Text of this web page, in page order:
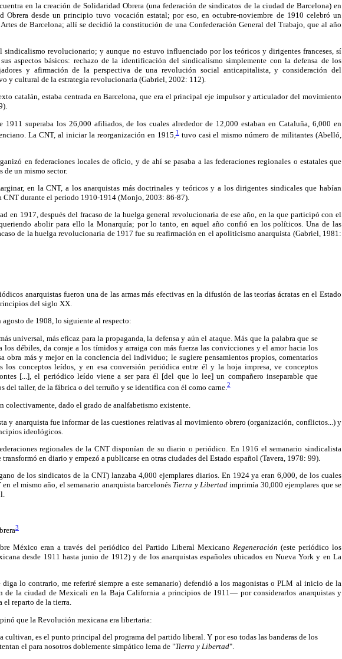
en la creación de Solidaridad Obrera (una federación de sindicatos de la ciudad de Barcelona) en
Obrera desde un principio tuvo vocación estatal; por eso, en octubre-noviembre de 1910 celebró un
de Barcelona; allí se decidió la constitución de una Confederación General del Trabajo, que al año
sindicalismo revolucionario; y aunque no estuvo influenciado por los teóricos y dirigentes franceses, sí
aspectos básicos: rechazo de la identificación del sindicalismo simplemente con la defensa de los
y afirmación de la perspectiva de una revolución social anticapitalista, y consideración del
y cultural de la estrategia revolucionaria (Gabriel, 2002: 112).
catalán, estaba centrada en Barcelona, que era el principal eje impulsor y articulador del movimiento
1911 superaba los 26,000 afiliados, de los cuales alrededor de 12,000 estaban en Cataluña, 6,000 en
La CNT, al iniciar la reorganización en 1915,1tuvo casi el mismo número de militantes (Abelló,
en federaciones locales de oficio, y de ahí se pasaba a las federaciones regionales o estatales que
de un mismo sector.
en la CNT, a los anarquistas más doctrinales y teóricos y a los dirigentes sindicales que habían
CNT durante el periodo 1910-1914 (Monjo, 2003: 86-87).
en 1917, después del fracaso de la huelga general revolucionaria de ese año, en la que participó con el
abolir para ello la Monarquía; por lo tanto, en aquel año confió en los políticos. Una de las
de la huelga revolucionaria de 1917 fue su reafirmación en el apoliticismo anarquista (Gabriel, 1981:
anarquistas fueron una de las armas más efectivas en la difusión de las teorías ácratas en el Estado
del siglo XX.
de 1908, lo siguiente al respecto:
universal, más eficaz para la propaganda, la defensa y aún el ataque. Más que la palabra que se
los débiles, da coraje a los tímidos y arraiga con más fuerza las convicciones y el amor hacia los
obra más y mejor en la conciencia del individuo; le sugiere pensamientos propios, comentarios
los conceptos leídos, y en esa conversión periódica entre él y la hoja impresa, ve conceptos
[...], el periódico leído viene a ser para él [del que lo lee] un compañero inseparable que
del taller, de la fábrica o del terruño y se identifica con él como carne.2
colectivamente, dado el grado de analfabetismo existente.
y anarquista fue informar de las cuestiones relativas al movimiento obrero (organización, conflictos...) y
ideológicos.
regionales de la CNT disponían de su diario o periódico. En 1916 el semanario sindicalista
transformó en diario y empezó a publicarse en otras ciudades del Estado español (Tavera, 1978: 99).
de los sindicatos de la CNT) lanzaba 4,000 ejemplares diarios. En 1924 ya eran 6,000, de los cuales
el mismo año, el semanario anarquista barcelonés Tierra y Libertad imprimía 30,000 ejemplares que se
3
México eran a través del periódico del Partido Liberal Mexicano Regeneración (este periódico los
desde 1911 hasta junio de 1912) y de los anarquistas españoles ubicados en Nueva York y en La
diga lo contrario, me referiré siempre a este semanario) defendió a los magonistas o PLM al inicio de la
de la ciudad de Mexicali en la Baja California a principios de 1911— por considerarlos anarquistas y
el reparto de la tierra.
que la Revolución mexicana era libertaria:
cultivan, es el punto principal del programa del partido liberal. Y por eso todas las banderas de los
el para nosotros doblemente simpático lema de "Tierra y Libertad".